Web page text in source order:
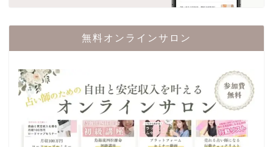
無料オンラインサロン